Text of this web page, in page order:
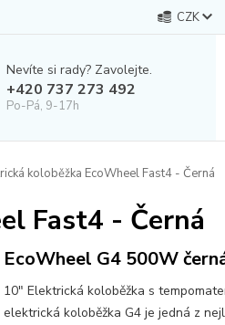
CZK
Nevíte si rady? Zavolejte.
+420 737 273 492
Po-Pá, 9-17h
koloběžka EcoWheel Fast4 - Černá
Fast4 - Černá
EcoWheel G4 500W
10" Elektrická koloběžka s
elektrická koloběžka G4 je jedná z